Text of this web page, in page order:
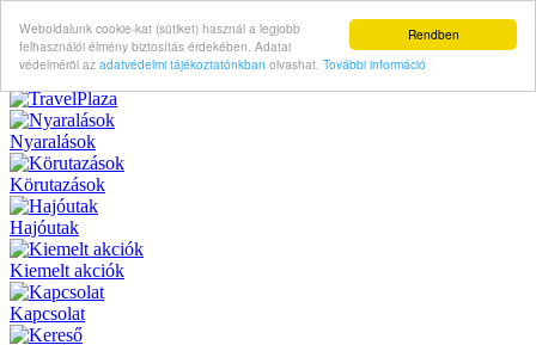
Rendben
Weboldalunk cookie-kat (sütiket) használ a legjobb
felhasználói élmény biztosítás érdekében. Adatai
védelméröl az adatvédelmi tájékoztatónkban olvashat. További információ
Nyaralások
Körutazások
Hajóutak
Kiemelt akciók
Kapcsolat